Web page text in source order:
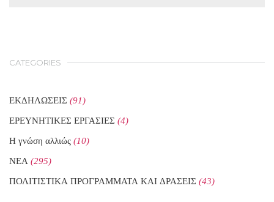
CATEGORIES
ΕΚΔΗΛΩΣΕΙΣ (91)
ΕΡΕΥΝΗΤΙΚΕΣ ΕΡΓΑΣΙΕΣ (4)
Η γνώση αλλιώς (10)
ΝΕΑ (295)
ΠΟΛΙΤΙΣΤΙΚΑ ΠΡΟΓΡΑΜΜΑΤΑ ΚΑΙ ΔΡΑΣΕΙΣ (43)